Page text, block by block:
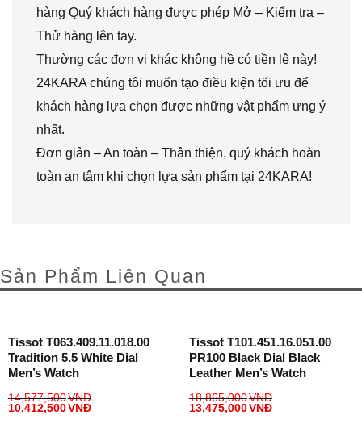
hàng Quý khách hàng được phép Mở – Kiểm tra –
Thử hàng lên tay.
Thường các đơn vị khác không hề có tiền lệ này!
24KARA chúng tôi muốn tạo điều kiện tối ưu để
khách hàng lựa chọn được những vật phẩm ưng ý
nhất.
Đơn giản – An toàn – Thân thiện, quý khách hoàn
toàn an tâm khi chọn lựa sản phẩm tại 24KARA!
Sản Phẩm Liên Quan
Tissot T063.409.11.018.00
Tradition 5.5 White Dial
Men’s Watch
14,577,500VNĐ
10,412,500VNĐ
Tissot T101.451.16.051.00
PR100 Black Dial Black
Leather Men’s Watch
18,865,000VNĐ
13,475,000VNĐ